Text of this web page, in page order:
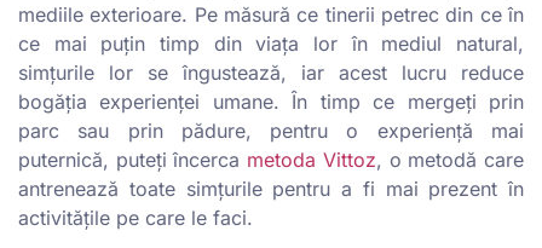
mediile exterioare. Pe măsură ce tinerii petrec din ce în
ce mai puțin timp din viața lor în mediul natural,
simțurile lor se îngustează, iar acest lucru reduce
bogăția experienței umane. În timp ce mergeți prin
parc sau prin pădure, pentru o experiență mai
puternică, puteți încerca metoda Vittoz, o metodă care
antrenează toate simțurile pentru a fi mai prezent în
activitățile pe care le faci.